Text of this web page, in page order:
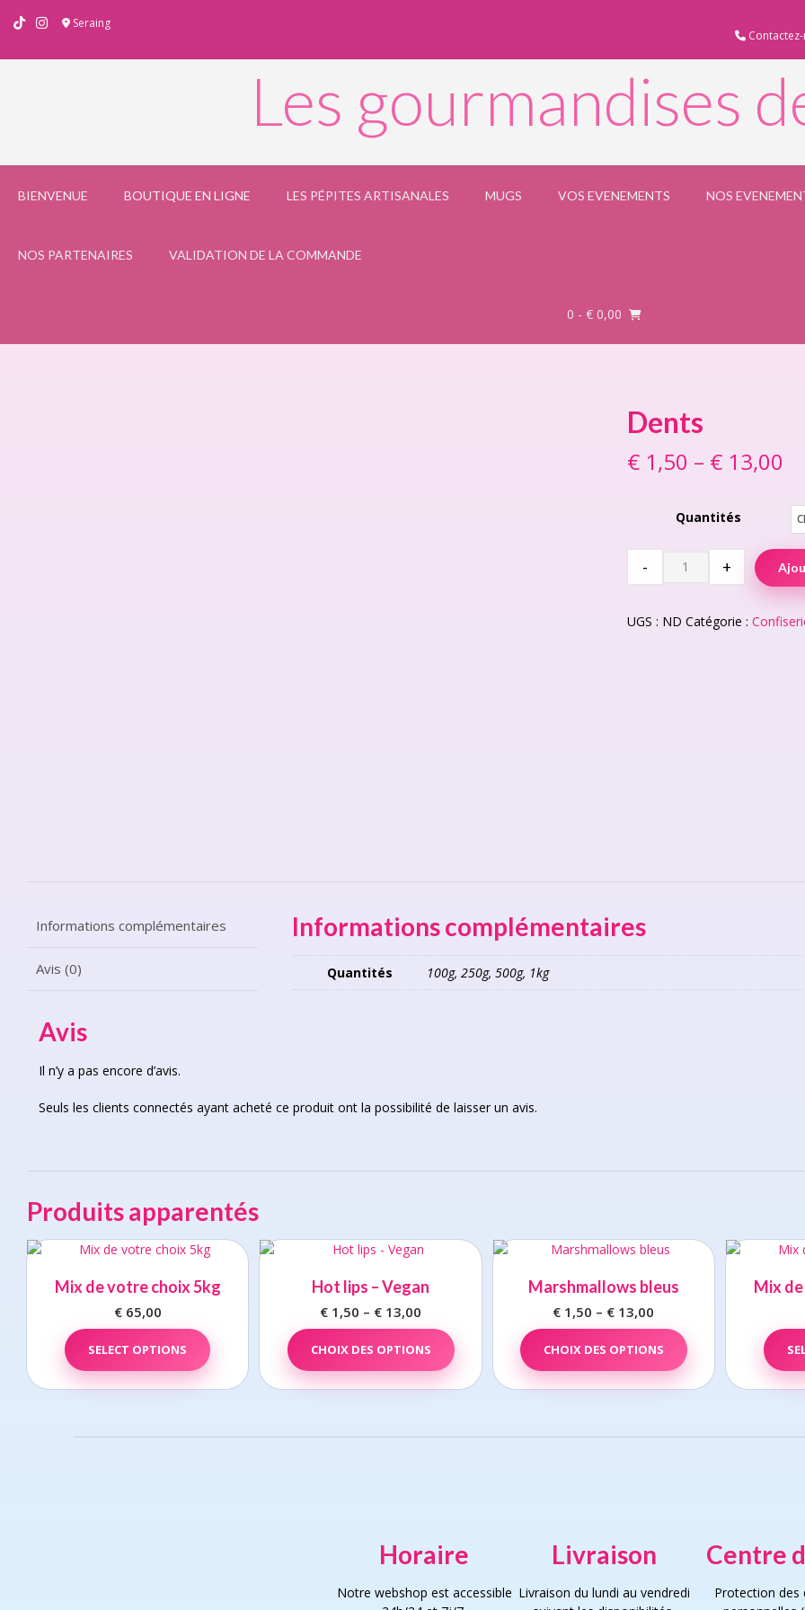
Seraing
Les gourmandises
BIENVENUE BOUTIQUE EN LIGNE LES PÉPITES ARTISANALES MUGS VOS EVENEMENTS NOS
NOS PARTENAIRES VALIDATION DE LA COMMANDE
0 - € 0,00
Dents
€1,50 – €13,00
€
Quantités
Dents
- +
UGS : ND Catégorie :
Informations complémentaires
Avis (0)
Informations complémentaires
Quantités 100g, 250g, 500g, 1kg
Avis
Il n’y a pas encore d’avis.
Seuls les clients connectés ayant acheté ce produit ont la possibilité de laisser un avis.
Produits apparentés
Mix de votre choix 5kg
€65,00
SELECT OPTIONS
Hot lips – Vegan
€ 1,50 – € 13,00
range:
€ 1,50
through
€ 13,00
CHOIX DES OPTIONS
product
multiple
product
Marshmallows bleus
€ 1,50 – € 13,00
range:
€ 1,50
through
€ 13,00
CHOIX DES OPTIONS
product
multiple
product
Mix
Horaire
Notre webshop est accessible
Livraison
Livraison du lundi au vendredi
Centre
Protection des